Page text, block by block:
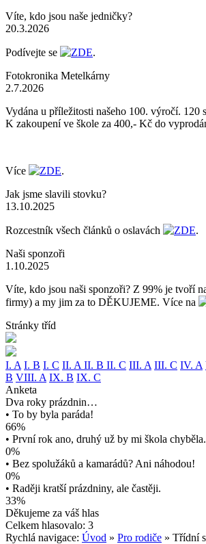
Víte, kdo jsou naše jedničky?
20.3.2026
Podívejte se ZDE.
Fotokronika Metelkárny
2.7.2026
Vydána u příležitosti našeho 100. výročí. 120
K zakoupení ve škole za 400,- Kč do
Více ZDE.
Jak jsme slavili stovku?
13.10.2025
Rozcestník všech článků o oslavách ZDE.
Naši sponzoři
1.10.2025
Víte, kdo jsou naši sponzoři? Z 99% je tvoří
firmy) a my jim za to DĚKUJEME. Více na
Stránky tříd
I. A I. B I. C II. A II. B II. C III. A III. C IV. A
B VIII. A IX. B IX. C
Anketa
Dva roky prázdnin…
• To by byla paráda!
66%
• První rok ano, druhý už by mi škola chyběla.
0%
• Bez spolužáků a kamarádů? Ani náhodou!
0%
• Raději kratší prázdniny, ale častěji.
33%
Děkujeme za váš hlas
Celkem hlasovalo: 3
Rychlá navigace: Úvod » Pro rodiče » Třídní